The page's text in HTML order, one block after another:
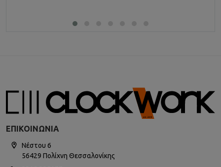
ΕΠΙΚΟΙΝΩΝΊΑ
Νέστου 6
56429 Πολίχνη Θεσσαλονίκης